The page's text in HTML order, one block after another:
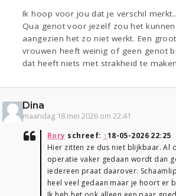
Ik hoop voor jou dat je verschil
Qua genot voor jezelf zou het
aangezien het zo niet werkt. Een
vrouwen heeft weinig of geen genot
dat heeft niets met strakheid te
Dina
maandag 18 mei 2026 om 22:41
Rory schreef: ↑18-05-2026 22:25
Hier zitten ze dus niet blijkbaar. Al
operatie vaker gedaan wordt dan
iedereen praat daarover.
heel veel gedaan maar je hoort er